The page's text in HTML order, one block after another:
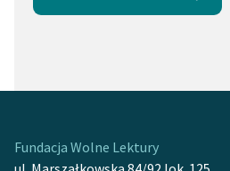
Fundacja Wolne Lektury